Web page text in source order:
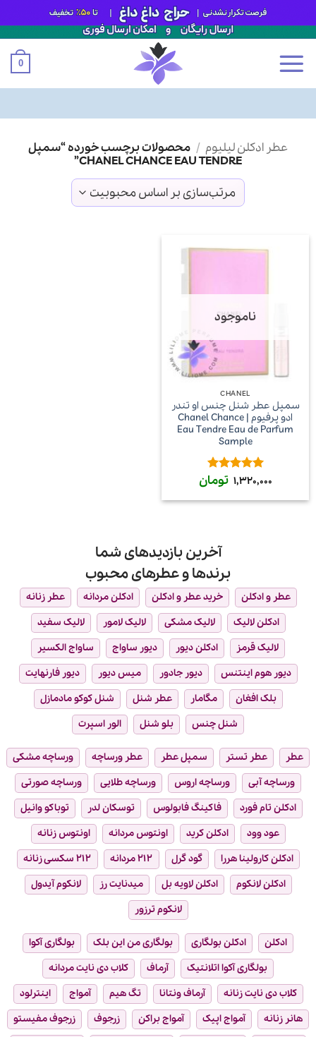
0
عطر ادکلن لیلیوم / محصولات برچسب خورده “سمپل
CHANEL CHANCE EAU TENDRE”
ناموجود
CHANEL
سمپل عطر شنل چنس او تندر
ادو پرفیوم | Chanel Chance
Eau Tendre Eau de Parfum
Sample
امتیاز 5از 1,320,000 تومان
آخرین بازدیدهای شما
برندها و عطرهای محبوب
عطر و ادکلن خرید عطر و ادکلن ادکلن مردانه
عطر زنانه
ادکلن لالیک
لالیک مشکی لالیک لامور
لالیک سفید
لالیک قرمز
ادکلن دیور دیور ساواج
ساواج الکسیر
دیور هوم اینتنس
دیور جادور میس دیور
دیور فارنهایت
بلک افغان
مگامار عطر شنل
شنل کوکو مادمازل
شنل چنس
بلو شنل الور اسپرت
عطر عطر تستر سمپل عطر عطر ورساچه
ورساچه مشکی
ورساچه آبی
ورساچه اروس ورساچه طلایی
ورساچه صورتی
ادکلن تام فورد
فاکینگ فابولوس توسکان لدر
توباکو وانیل
عود وود
ادکلن کرید اونتوس مردانه
اونتوس زنانه
ادکلن کارولینا هررا
گود گرل ۲۱۲ مردانه
۲۱۲ سکسی زنانه
ادکلن لانکوم
ادکلن لاویه بل میدنایت رز
لانکوم آیدول
لانکوم ترزور
ادکلن ادکلن بولگاری بولگاری من این بلک
بولگاری آکوا
بولگاری آکوا اتلانتیک
آرماف
کلاب دی نایت مردانه
کلاب دی نایت زنانه
آرماف ونتانا تگ هیم آمواج
اینترلود
هانر زنانه
آمواج اپیک آمواج براکن زرجوف
زرجوف مفیستو